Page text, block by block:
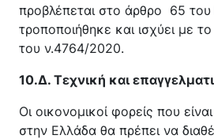
προβλέπεται στο άρθρο 65
τροποποιήθηκε και ισχύει με
του ν.4764/2020.
10.Δ. Τεχνική και
Οι οικονομικοί φορείς που
στην Ελλάδα θα πρέπει να